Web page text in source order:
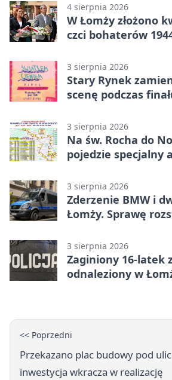
4 sierpnia 2026
W Łomży złożono
czci bohaterów
3 sierpnia 2026
Stary Rynek
scenę podczas
3 sierpnia 2026
Na św. Rocha do
pojedzie specjalny
3 sierpnia 2026
Zderzenie BMW i
Łomży. Sprawę
3 sierpnia 2026
Zaginiony 16-latek
odnaleziony w
<< Poprzedni
Przekazano plac budowy pod
inwestycja wkracza w realizację